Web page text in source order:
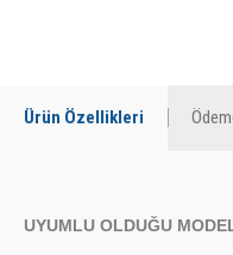
Ürün Özellikleri
UYUMLU OLDUĞU